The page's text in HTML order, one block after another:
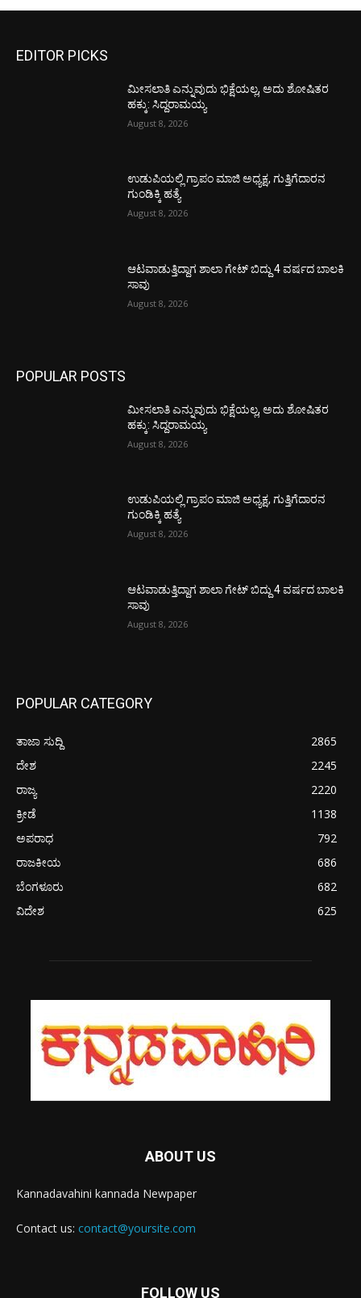
EDITOR PICKS
ಮೀಸಲಾತಿ ಎನ್ನುವುದು ಭಿಕ್ಷೆಯಲ್ಲ, ಅದು ಶೋಷಿತರ
ಹಕ್ಕು: ಸಿದ್ದರಾಮಯ್ಯ
August 8, 2026
ಉಡುಪಿಯಲ್ಲಿ ಗ್ರಾಪಂ ಮಾಜಿ ಅಧ್ಯಕ್ಷ, ಗುತ್ತಿಗೆದಾರನ
ಗುಂಡಿಕ್ಕಿ ಹತ್ಯೆ
August 8, 2026
ಆಟವಾಡುತ್ತಿದ್ದಾಗ ಶಾಲಾ ಗೇಟ್‌ ಬಿದ್ದು 4 ವರ್ಷದ ಬಾಲಕಿ
ಸಾವು
August 8, 2026
POPULAR POSTS
ಮೀಸಲಾತಿ ಎನ್ನುವುದು ಭಿಕ್ಷೆಯಲ್ಲ, ಅದು ಶೋಷಿತರ
ಹಕ್ಕು: ಸಿದ್ದರಾಮಯ್ಯ
August 8, 2026
ಉಡುಪಿಯಲ್ಲಿ ಗ್ರಾಪಂ ಮಾಜಿ ಅಧ್ಯಕ್ಷ, ಗುತ್ತಿಗೆದಾರನ
ಗುಂಡಿಕ್ಕಿ ಹತ್ಯೆ
August 8, 2026
ಆಟವಾಡುತ್ತಿದ್ದಾಗ ಶಾಲಾ ಗೇಟ್‌ ಬಿದ್ದು 4 ವರ್ಷದ ಬಾಲಕಿ
ಸಾವು
August 8, 2026
POPULAR CATEGORY
ತಾಜಾ ಸುದ್ದಿ
2865
ದೇಶ
2245
ರಾಜ್ಯ
2220
ಕ್ರೀಡೆ
1138
ಅಪರಾಧ
792
ರಾಜಕೀಯ
686
ಬೆಂಗಳೂರು
682
ವಿದೇಶ
625
ABOUT US
Kannadavahini kannada Newpaper
Contact us: contact@yoursite.com
FOLLOW US